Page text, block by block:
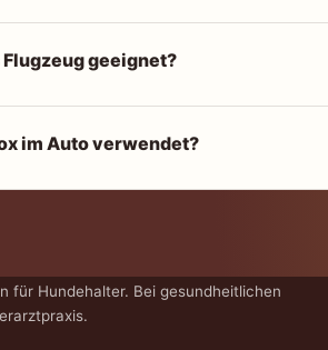
geeignet?
im Auto verwendet?
für Hundehalter. Bei gesundheitlichen